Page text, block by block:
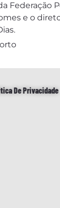
Federação
e o
De Privacidade